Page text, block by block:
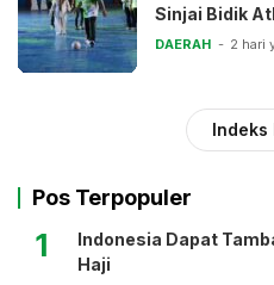
Sinjai Bidik
DAERAH 2 hari
Indeks
Pos Terpopuler
1
Indonesia Dapat
Haji